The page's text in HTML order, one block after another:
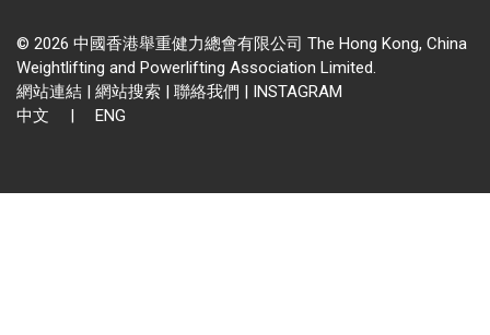
© 2026 中國香港舉重健力總會有限公司 The Hong Kong, China
Weightlifting and Powerlifting Association Limited.
網站連結 | 網站搜索 | 聯絡我們 | INSTAGRAM
中文
| ENG